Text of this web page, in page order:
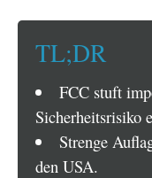
TL;DR
FCC stuft
Sicherheitsrisiko
Strenge
den USA.